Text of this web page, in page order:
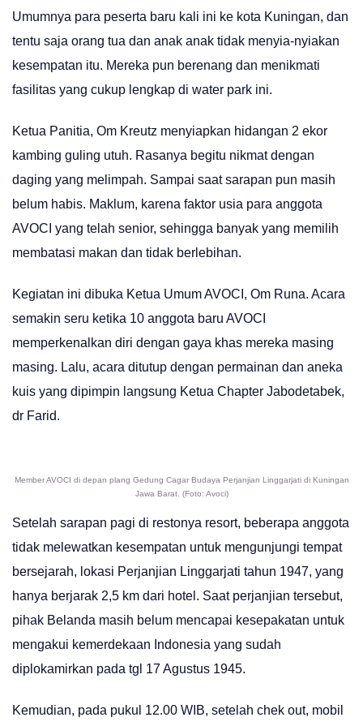
Umumnya para peserta baru kali ini ke kota Kuningan, dan
tentu saja orang tua dan anak anak tidak menyia-nyiakan
kesempatan itu. Mereka pun berenang dan menikmati
fasilitas yang cukup lengkap di water park ini.
Ketua Panitia, Om Kreutz menyiapkan hidangan 2 ekor
kambing guling utuh. Rasanya begitu nikmat dengan
daging yang melimpah. Sampai saat sarapan pun masih
belum habis. Maklum, karena faktor usia para anggota
AVOCI yang telah senior, sehingga banyak yang memilih
membatasi makan dan tidak berlebihan.
Kegiatan ini dibuka Ketua Umum AVOCI, Om Runa. Acara
semakin seru ketika 10 anggota baru AVOCI
memperkenalkan diri dengan gaya khas mereka masing
masing. Lalu, acara ditutup dengan permainan dan aneka
kuis yang dipimpin langsung Ketua Chapter Jabodetabek,
dr Farid.
Member AVOCI di depan plang Gedung Cagar Budaya Perjanjian Linggarjati di Kuningan
Jawa Barat. (Foto: Avoci)
Setelah sarapan pagi di restonya resort, beberapa anggota
tidak melewatkan kesempatan untuk mengunjungi tempat
bersejarah, lokasi Perjanjian Linggarjati tahun 1947, yang
hanya berjarak 2,5 km dari hotel. Saat perjanjian tersebut,
pihak Belanda masih belum mencapai kesepakatan untuk
mengakui kemerdekaan Indonesia yang sudah
diplokamirkan pada tgl 17 Agustus 1945.
Kemudian, pada pukul 12.00 WIB, setelah chek out, mobil